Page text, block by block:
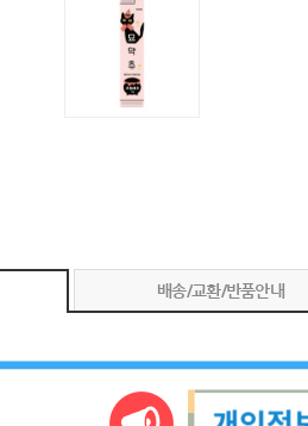
배송/교환/반품안내